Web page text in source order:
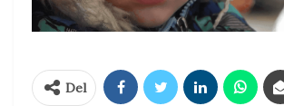
Del